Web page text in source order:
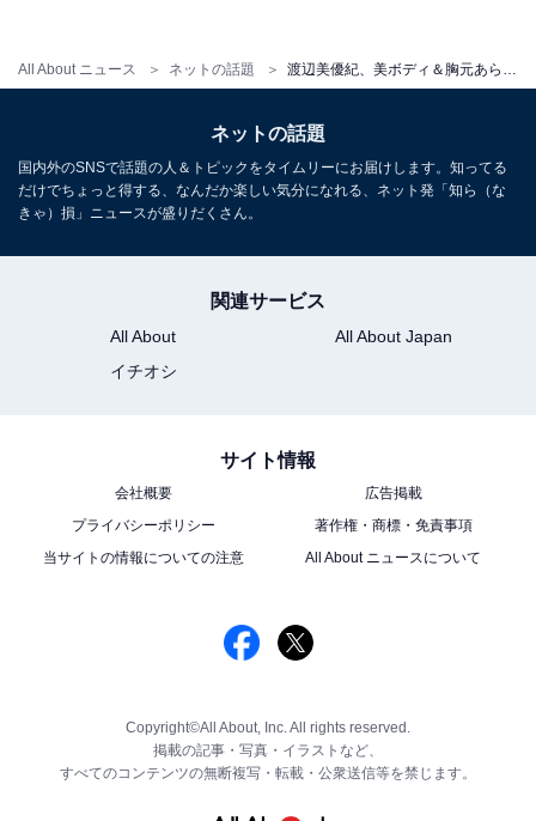
All About ニュース ネットの話題
ネットの話題
国内外のSNSで話題の人＆トピックをタイムリーにお届けします。知ってる
だけでちょっと得する、なんだか楽しい気分になれる、ネット発「知ら（な
きゃ）損」ニュースが盛りだくさん。
関連サービス
All About
All About Japan
イチオシ
サイト情報
会社概要
広告掲載
プライバシーポリシー
著作権・商標・免責事項
当サイトの情報についての注意
All About ニュースについて
Copyright©All About, Inc. All rights reserved.
掲載の記事・写真・イラストなど、
すべてのコンテンツの無断複写・転載・公衆送信等を禁じます。